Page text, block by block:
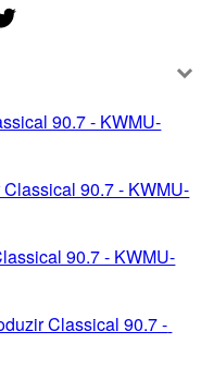
90.7 - KWMU-
Classical 90.7 - KWMU-
90.7 - KWMU-
Classical 90.7 -